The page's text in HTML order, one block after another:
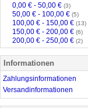
0,00 € - 50,00 € (3)
50,00 € - 100,00 € (5)
100,00 € - 150,00 € (13)
150,00 € - 200,00 € (6)
200,00 € - 250,00 € (2)
Informationen
Zahlungsinformationen
Versandinformationen